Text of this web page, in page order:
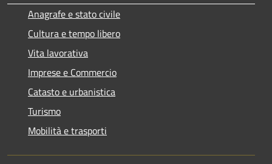
Anagrafe e stato civile
Cultura e tempo libero
Vita lavorativa
Imprese e Commercio
Catasto e urbanistica
Turismo
Mobilità e trasporti